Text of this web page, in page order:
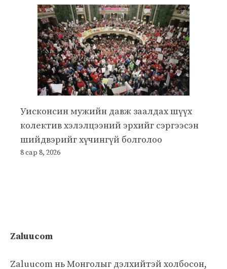
Уисконсин мужийн давж заалдах шүүх
колектив хэлэлцээний эрхийг сэргээсэн
шийдвэрийг хүчингүй болголоо
8 сар 8, 2026
Zaluucom
Zaluucom нь Монголыг дэлхийтэй холбосон,